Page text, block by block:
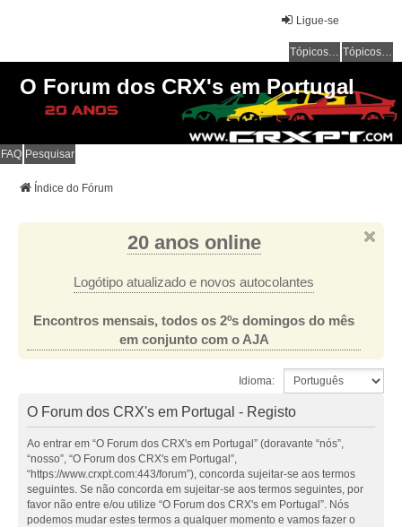
Ligue-se
Tópicos sem resposta Tópicos ativos
O Forum dos CRX's em Portugal
FAQ Pesquisar
Índice do Fórum
20 anos online
Logótipo atualizado e novos autocolantes
Encontros mensais, todos os 2ºs domingos do mês
em conjunto com o AJA
Idioma:
O Forum dos CRX's em Portugal - Registo
Ao entrar em “O Forum dos CRX's em Portugal” (doravante “nós”,
“nosso”, “O Forum dos CRX's em Portugal”,
“https://www.crxpt.com:443/forum”), concorda sujeitar-se aos termos
seguintes. Se não concorda em sujeitar-se aos termos seguintes, por
favor não entre e/ou utilize “O Forum dos CRX's em Portugal”. Nós
podemos mudar estes termos a qualquer momento e vamos fazer o